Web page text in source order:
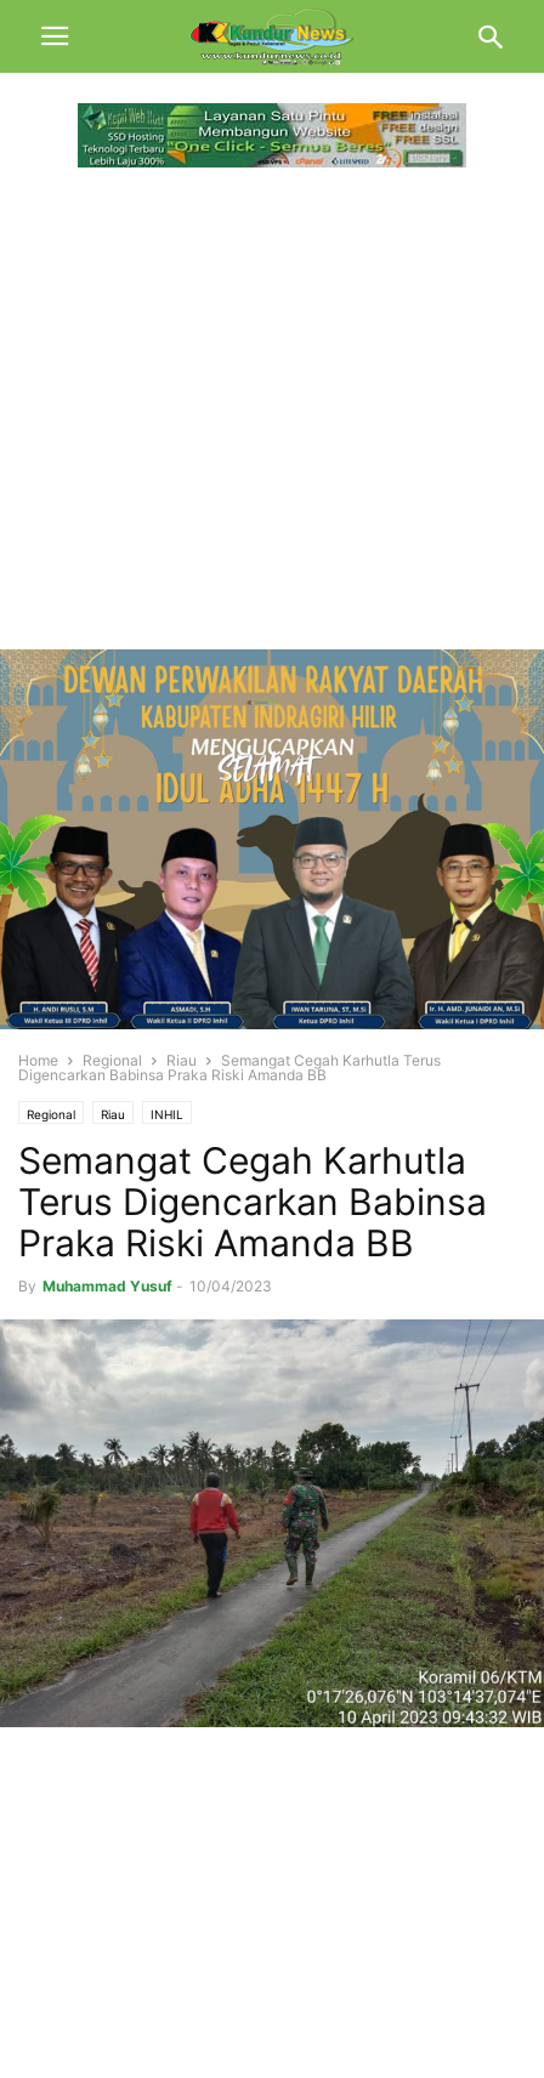
Home Regional Riau
Semangat Cegah Karhutla Terus
Digencarkan Babinsa Praka Riski Amanda BB
Regional Riau INHIL
Semangat Cegah Karhutla
Terus Digencarkan Babinsa
Praka Riski Amanda BB
By Muhammad Yusuf - 10/04/2023